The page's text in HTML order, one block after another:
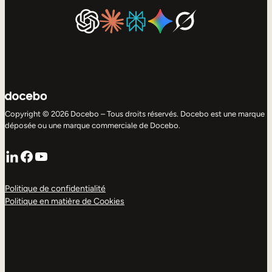
Copyright © 2026 Docebo – Tous droits réservés. Docebo est une marque
déposée ou une marque commerciale de Docebo.
LinkedIn
Facebook
YouTube
Politique de confidentialité
Politique en matière de Cookies